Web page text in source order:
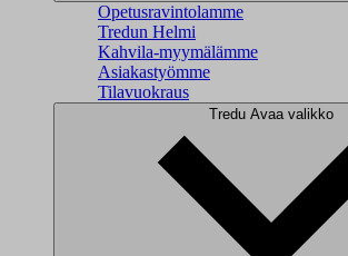
Opetusravintolamme
Tredun Helmi
Kahvila-myymälämme
Asiakastyömme
Tilavuokraus
Tredu Avaa valikko